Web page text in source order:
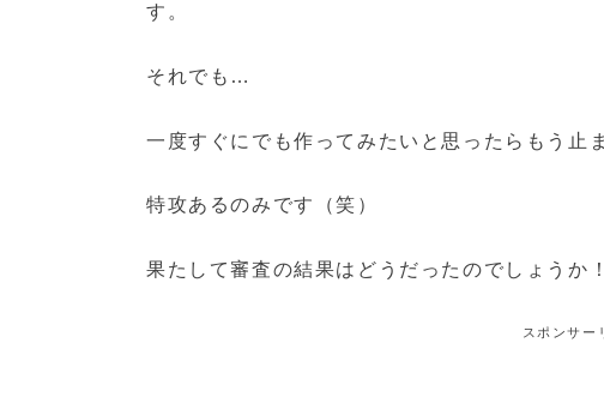
す。
それでも…
一度すぐにでも作ってみたいと思ったらもう止
特攻あるのみです（笑）
果たして審査の結果はどうだったのでしょうか！
スポンサー